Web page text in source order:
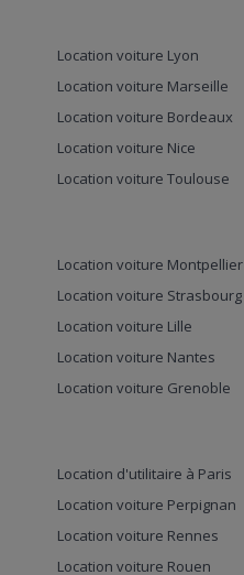
Location voiture Lyon
Location voiture Marseille
Location voiture Bordeaux
Location voiture Nice
Location voiture Toulouse
Location voiture Montpellier
Location voiture Strasbourg
Location voiture Lille
Location voiture Nantes
Location voiture Grenoble
Location d'utilitaire à Paris
Location voiture Perpignan
Location voiture Rennes
Location voiture Rouen